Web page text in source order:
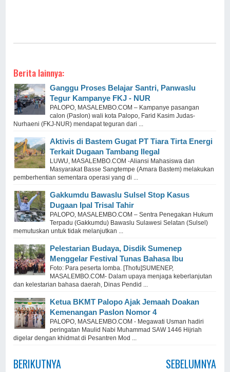
Berita lainnya:
Ganggu Proses Belajar Santri, Panwaslu
Tegur Kampanye FKJ - NUR
PALOPO, MASALEMBO.COM – Kampanye pasangan
calon (Paslon) wali kota Palopo, Farid Kasim Judas-
Nurhaeni (FKJ-NUR) mendapat teguran dari ...
Aktivis di Bastem Gugat PT Tiara Tirta Energi
Terkait Dugaan Tambang Ilegal
LUWU, MASALEMBO.COM -Aliansi Mahasiswa dan
Masyarakat Basse Sangtempe (Amara Bastem) melakukan
pemberhentian sementara operasi yang di ...
Gakkumdu Bawaslu Sulsel Stop Kasus
Dugaan Ipal Trisal Tahir
PALOPO, MASALEMBO.COM – Sentra Penegakan Hukum
Terpadu (Gakkumdu) Bawaslu Sulawesi Selatan (Sulsel)
memutuskan untuk tidak melanjutkan ...
Pelestarian Budaya, Disdik Sumenep
Menggelar Festival Tunas Bahasa Ibu
Foto: Para peserta lomba. [Thofu]SUMENEP,
MASALEMBO.COM- Dalam upaya menjaga keberlanjutan
dan kelestarian bahasa daerah, Dinas Pendid ...
Ketua BKMT Palopo Ajak Jemaah Doakan
Kemenangan Paslon Nomor 4
PALOPO, MASALEMBO.COM - Megawati Usman hadiri
peringatan Maulid Nabi Muhammad SAW 1446 Hijriah
digelar dengan khidmat di Pesantren Mod ...
BERIKUTNYA SEBELUMNYA